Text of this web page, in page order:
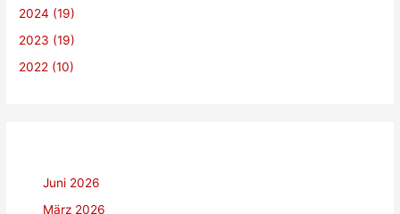
c
h
2024 (19)
2023 (19)
2022 (10)
Juni 2026
März 2026